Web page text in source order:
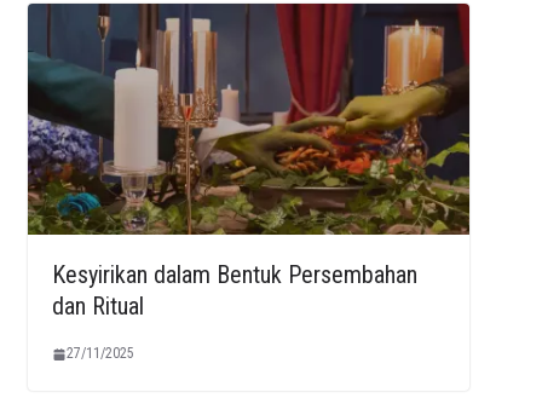
Kesyirikan dalam Bentuk Persembahan
dan Ritual
27/11/2025